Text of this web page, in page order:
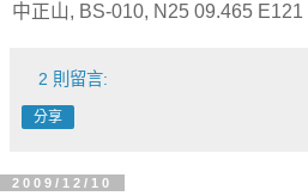
中正山, BS-010, N25 09.465
2 則留言:
分享
2009/12/10